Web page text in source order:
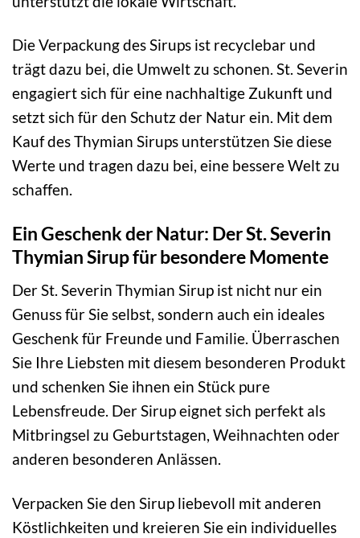
Die Verpackung des Sirups ist recyclebar und
trägt dazu bei, die Umwelt zu schonen. St. Severin
engagiert sich für eine nachhaltige Zukunft und
setzt sich für den Schutz der Natur ein. Mit dem
Kauf des Thymian Sirups unterstützen Sie diese
Werte und tragen dazu bei, eine bessere Welt zu
schaffen.
Ein Geschenk der Natur: Der St. Severin
Thymian Sirup für besondere Momente
Der St. Severin Thymian Sirup ist nicht nur ein
Genuss für Sie selbst, sondern auch ein ideales
Geschenk für Freunde und Familie. Überraschen
Sie Ihre Liebsten mit diesem besonderen Produkt
und schenken Sie ihnen ein Stück pure
Lebensfreude. Der Sirup eignet sich perfekt als
Mitbringsel zu Geburtstagen, Weihnachten oder
anderen besonderen Anlässen.
Verpacken Sie den Sirup liebevoll mit anderen
Köstlichkeiten und kreieren Sie ein individuelles